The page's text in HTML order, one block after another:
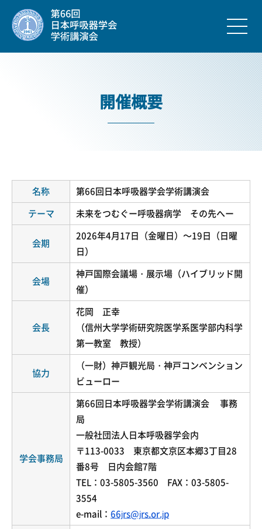
開催概要
名称
第66回日本呼吸器学会学術講演会
テーマ
未来をつむぐー呼吸器病学 その先へー
会期
2026年4月17日（金曜日）～19日（日曜
日）
会場
神戸国際会議場・展示場（ハイブリッド開
催）
会長
花岡 正幸
（信州大学学術研究院医学系医学部内科学
第一教室 教授）
協力
（一財）神戸観光局・神戸コンベンション
ビューロー
学会事務局
第66回日本呼吸器学会学術講演会 事務
局
一般社団法人日本呼吸器学会内
〒113-0033 東京都文京区本郷3丁目28
番8号 日内会館7階
TEL：03-5805-3560 FAX：03-5805-
3554
e-mail： 66jrs@jrs.or.jp